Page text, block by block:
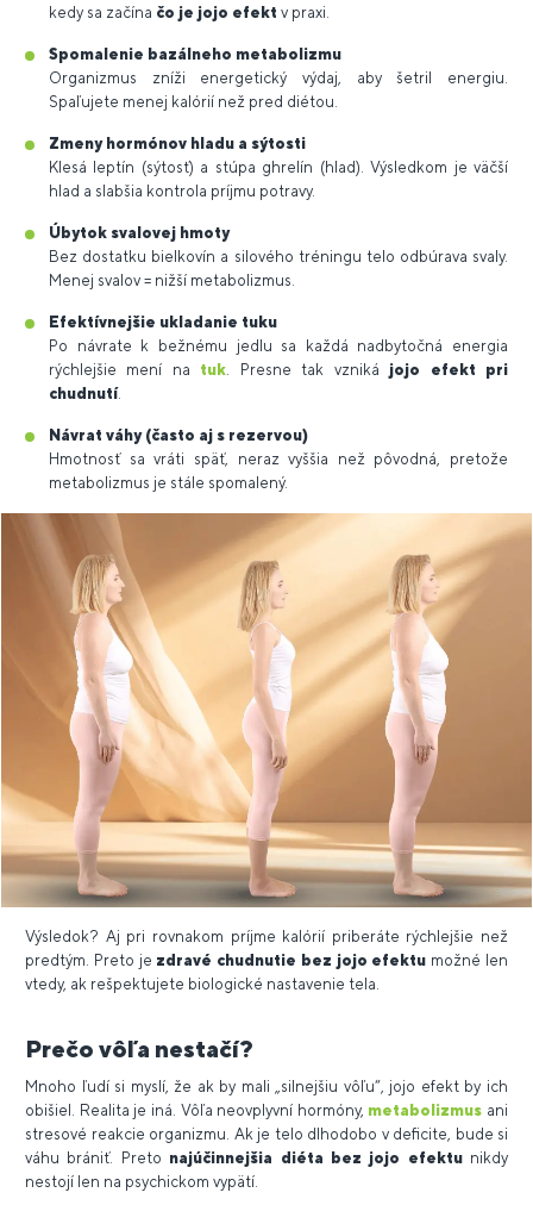
kedy sa začína čo je jojo efekt v praxi.
Spomalenie bazálneho metabolizmu
Organizmus zníži energetický výdaj, aby šetril energiu.
Spaľujete menej kalórií než pred diétou.
Zmeny hormónov hladu a sýtosti
Klesá leptín (sýtosť) a stúpa ghrelín (hlad). Výsledkom je väčší
hlad a slabšia kontrola príjmu potravy.
Úbytok svalovej hmoty
Bez dostatku bielkovín a silového tréningu telo odbúrava svaly.
Menej svalov = nižší metabolizmus.
Efektívnejšie ukladanie tuku
Po návrate k bežnému jedlu sa každá nadbytočná energia
rýchlejšie mení na tuk. Presne tak vzniká jojo efekt pri
chudnutí.
Návrat váhy (často aj s rezervou)
Hmotnosť sa vráti späť, neraz vyššia než pôvodná, pretože
metabolizmus je stále spomalený.
Výsledok? Aj pri rovnakom príjme kalórií priberáte rýchlejšie než
predtým. Preto je zdravé chudnutie bez jojo efektu možné len
vtedy, ak rešpektujete biologické nastavenie tela.
Prečo vôľa nestačí?
Mnoho ľudí si myslí, že ak by mali „silnejšiu vôľu“, jojo efekt by ich
obišiel. Realita je iná. Vôľa neovplyvní hormóny, metabolizmus ani
stresové reakcie organizmu. Ak je telo dlhodobo v deficite, bude si
váhu brániť. Preto najúčinnejšia diéta bez jojo efektunikdy
nestojí len na psychickom vypätí.